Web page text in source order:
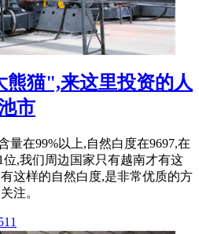
熊猫",来这里投资的人
市
量在99%以上,自然白度在9697,在
位,我们周边国家只有越南才有这
这样的自然白度,是非常优质的方
注。